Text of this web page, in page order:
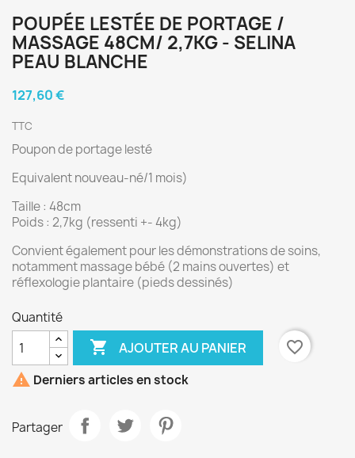
POUPÉE LESTÉE DE PORTAGE /
MASSAGE 48CM/ 2,7KG - SELINA
PEAU BLANCHE
127,60 €
TTC
Poupon de portage lesté
Equivalent nouveau-né/1 mois)
Taille : 48cm
Poids : 2,7kg (ressenti +- 4kg)
Convient également pour les démonstrations de soins,
notamment massage bébé (2 mains ouvertes) et
réflexologie plantaire (pieds dessinés)
Quantité
 AJOUTER AU PANIER
favorite_border
 Derniers articles en stock
Partager